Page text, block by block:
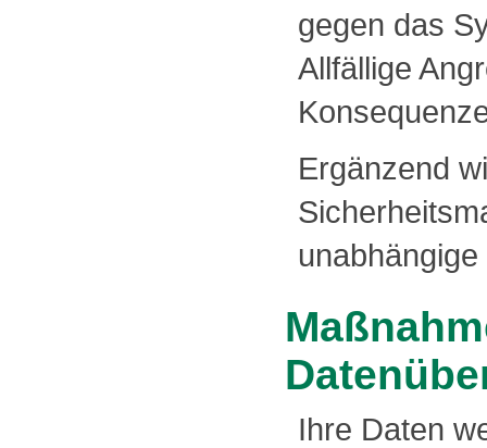
gegen das
Allfällige
Ergänzend
Ihre Daten